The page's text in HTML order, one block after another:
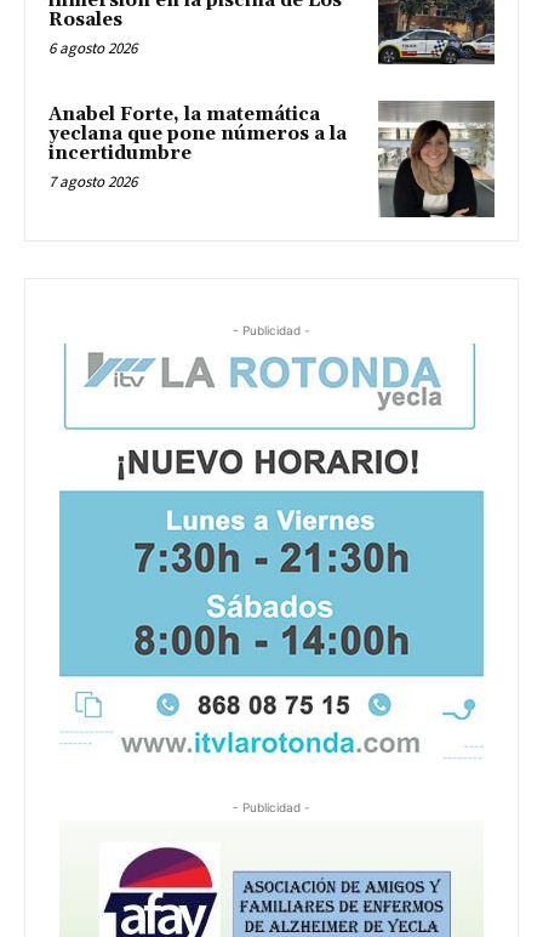
Rosales
6 agosto 2026
Anabel Forte, la matemática
yeclana que pone números a la
incertidumbre
7 agosto 2026
- Publicidad -
- Publicidad -